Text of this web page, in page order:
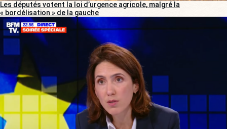
Les députés votent la loi d’urgence agricole, malgré la
« bordélisation » de la gauche